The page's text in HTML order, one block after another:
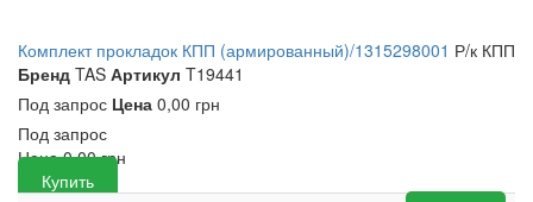
Комплект прокладок КПП (армированный)/1315298001 Р/к КПП
Бренд TAS Артикул T19441
Под запрос Цена 0,00 грн
Под запрос
Цена 0,00грн
Купить